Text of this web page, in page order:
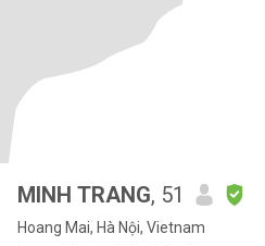
MINH TRANG, 51
Hoang Mai, Hà Nội, Vietnam